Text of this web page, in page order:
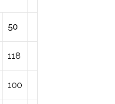
50
118
100